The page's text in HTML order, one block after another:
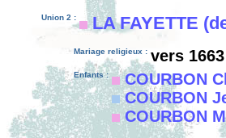
Union 2 : LA FAYETTE
Mariage religieux : vers 1663
Enfants : COURBON
COURBON
COURBON